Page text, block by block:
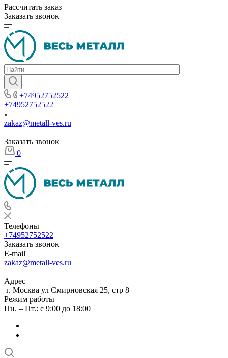
Рассчитать заказ
Заказать звонок
+74952752522
+74952752522
zakaz@metall-ves.ru
Заказать звонок
0
Телефоны
+74952752522
Заказать звонок
E-mail
zakaz@metall-ves.ru
Адрес
г. Москва ул Смирновская 25, стр 8
Режим работы
Пн. – Пт.: с 9:00 до 18:00